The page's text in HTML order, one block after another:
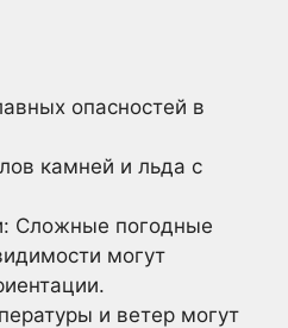
опасностей в
камней и льда с
Сложные погодные
могут
и ветер могут